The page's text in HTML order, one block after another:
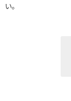
い。